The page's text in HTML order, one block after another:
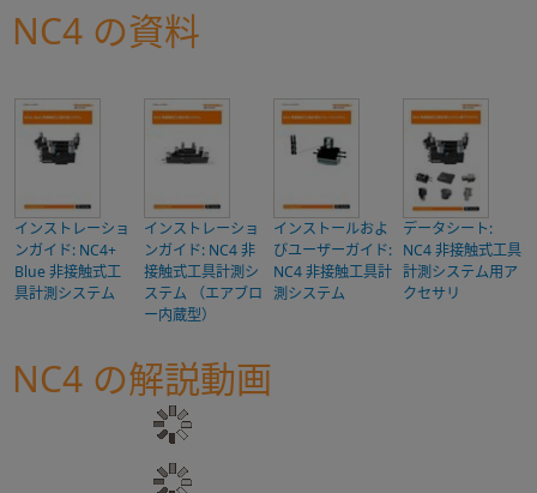
NC4 の資料
インストレーショ
ンガイド: NC4+
Blue 非接触式工
具計測システム
インストレーショ
ンガイド: NC4 非
接触式工具計測シ
ステム （エアブロ
ー内蔵型）
インストールおよ
びユーザーガイド:
NC4 非接触工具計
測システム
データシート:
NC4 非接触式工具
計測システム用ア
クセサリ
NC4 の解説動画